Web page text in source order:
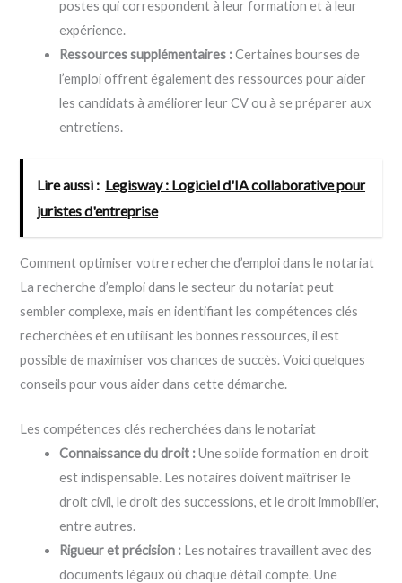
postes qui correspondent à leur formation et à leur
expérience.
Ressources supplémentaires :Certaines bourses de
l’emploi offrent également des ressources pour aider
les candidats à améliorer leur CV ou à se préparer aux
entretiens.
Lire aussi : Legisway : Logiciel d'IA collaborative pour
juristes d'entreprise
Comment optimiser votre recherche d’emploi dans le notariat
La recherche d’emploi dans le secteur du notariat peut
sembler complexe, mais en identifiant les compétences clés
recherchées et en utilisant les bonnes ressources, il est
possible de maximiser vos chances de succès. Voici quelques
conseils pour vous aider dans cette démarche.
Les compétences clés recherchées dans le notariat
Connaissance du droit :Une solide formation en droit
est indispensable. Les notaires doivent maîtriser le
droit civil, le droit des successions, et le droit immobilier,
entre autres.
Rigueur et précision : Les notaires travaillent avec des
documents légaux où chaque détail compte. Une